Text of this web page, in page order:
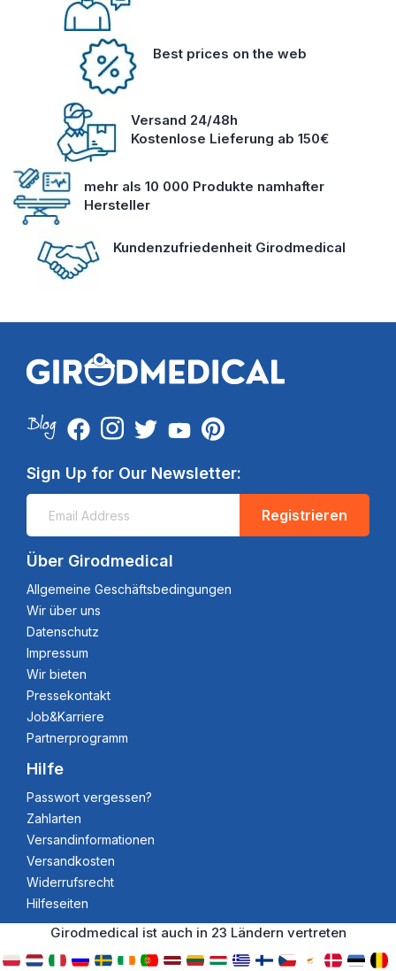
Best prices on the web
Versand 24/48h
Kostenlose Lieferung ab 150€
mehr als 10 000 Produkte namhafter
Hersteller
Kundenzufriedenheit Girodmedical
Sign Up for Our Newsletter:
Registrieren
Über Girodmedical
Allgemeine Geschäftsbedingungen
Wir über uns
Datenschutz
Impressum
Wir bieten
Pressekontakt
Job&Karriere
Partnerprogramm
Hilfe
Passwort vergessen?
Zahlarten
Versandinformationen
Versandkosten
Widerrufsrecht
Hilfeseiten
Girodmedical ist auch in 23 Ländern vertreten